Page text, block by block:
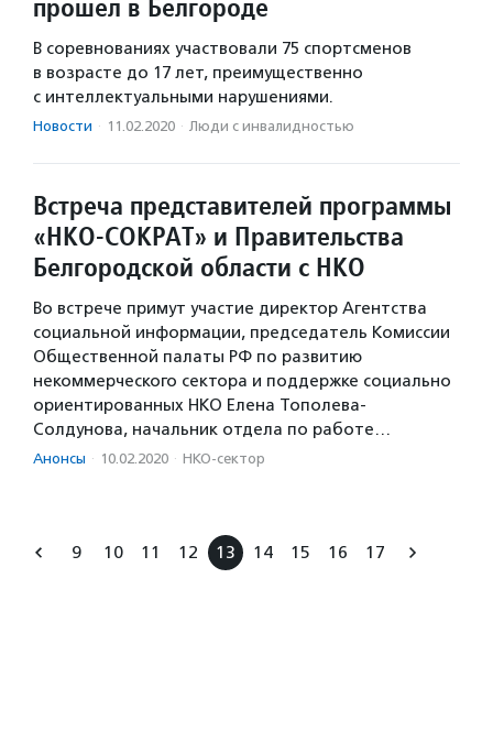
прошел в Белгороде
В соревнованиях участвовали 75 спортсменов
в возрасте до 17 лет, преимущественно
с интеллектуальными нарушениями.
Новости · 11.02.2020 · Люди с инвалидностью
Встреча представителей программы
«НКО-СОКРАТ» и Правительства
Белгородской области с НКО
Во встрече примут участие директор Агентства
социальной информации, председатель Комиссии
Общественной палаты РФ по развитию
некоммерческого сектора и поддержке социально
ориентированных НКО Елена Тополева-
Солдунова, начальник отдела по работе…
Анонсы · 10.02.2020 · НКО-сектор
9 10 11 12 13 14 15 16 17